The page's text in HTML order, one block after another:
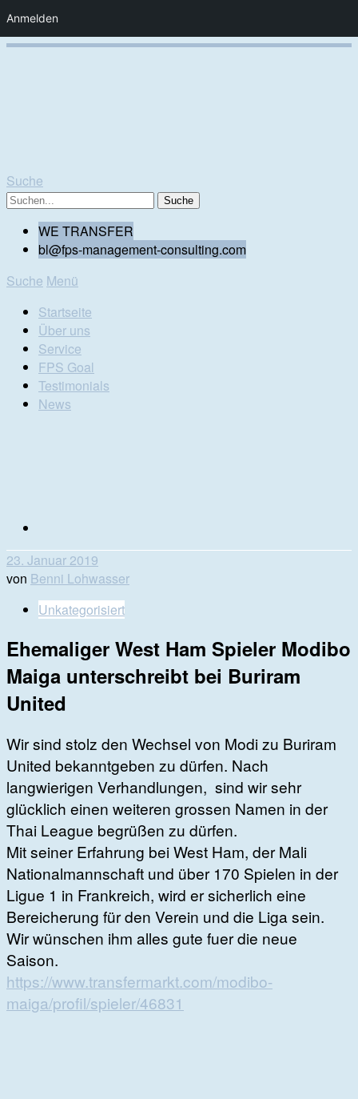
Suche
WE TRANSFER
bl@fps-management-consulting.com
Suche Menü
Startseite
Über uns
Service
FPS Goal
Testimonials
News
23. Januar 2019
von Benni Lohwasser
Unkategorisiert
Ehemaliger West Ham Spieler Modibo
Maiga unterschreibt bei Buriram
United
Wir sind stolz den Wechsel von Modi zu Buriram
United bekanntgeben zu dürfen. Nach
langwierigen Verhandlungen, sind wir sehr
glücklich einen weiteren grossen Namen in der
Thai League begrüßen zu dürfen.
Mit seiner Erfahrung bei West Ham, der Mali
Nationalmannschaft und über 170 Spielen in der
Ligue 1 in Frankreich, wird er sicherlich eine
Bereicherung für den Verein und die Liga sein.
Wir wünschen ihm alles gute fuer die neue
Saison.
https://www.transfermarkt.com/modibo-
maiga/profil/spieler/46831
Anmelden